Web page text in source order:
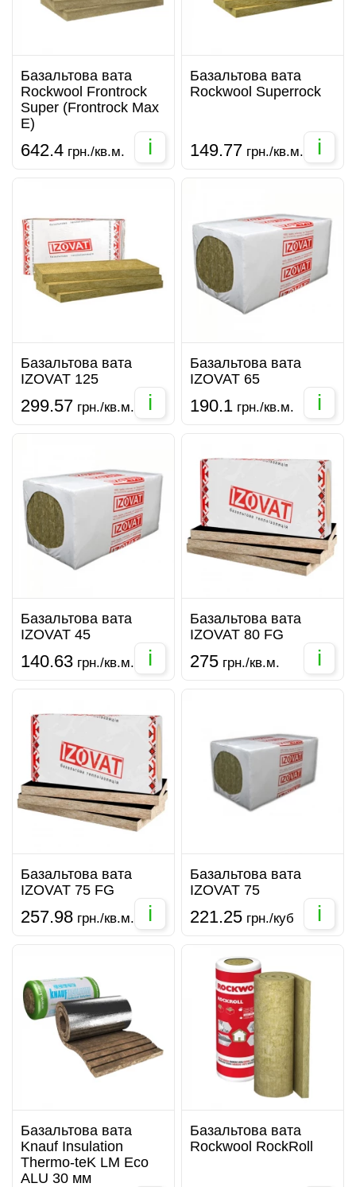
Базальтова вата
Rockwool Frontrock
Super (Frontrock Max
E)
642.4 грн./кв.м. i
Базальтова вата
Rockwool Superrock
149.77 грн./кв.м. i
Базальтова вата
IZOVAT 125
299.57 грн./кв.м. i
Базальтова вата
IZOVAT 65
190.1 грн./кв.м. i
Базальтова вата
IZOVAT 45
140.63 грн./кв.м. i
Базальтова вата
IZOVAT 80 FG
275 грн./кв.м. i
Базальтова вата
IZOVAT 75 FG
257.98 грн./кв.м. i
Базальтова вата
IZOVAT 75
221.25 грн./куб i
Базальтова вата
Knauf Insulation
Thermo-teK LM Eco
ALU 30 мм
Базальтова вата
Rockwool RockRoll